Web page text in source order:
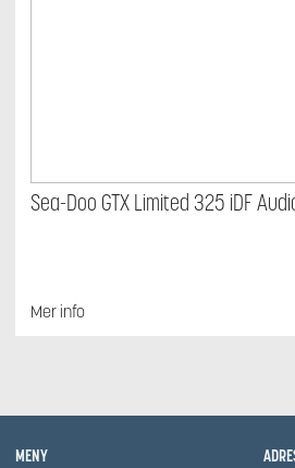
Sea-Doo GTX Limited 325 iDF
Mer info
MENY